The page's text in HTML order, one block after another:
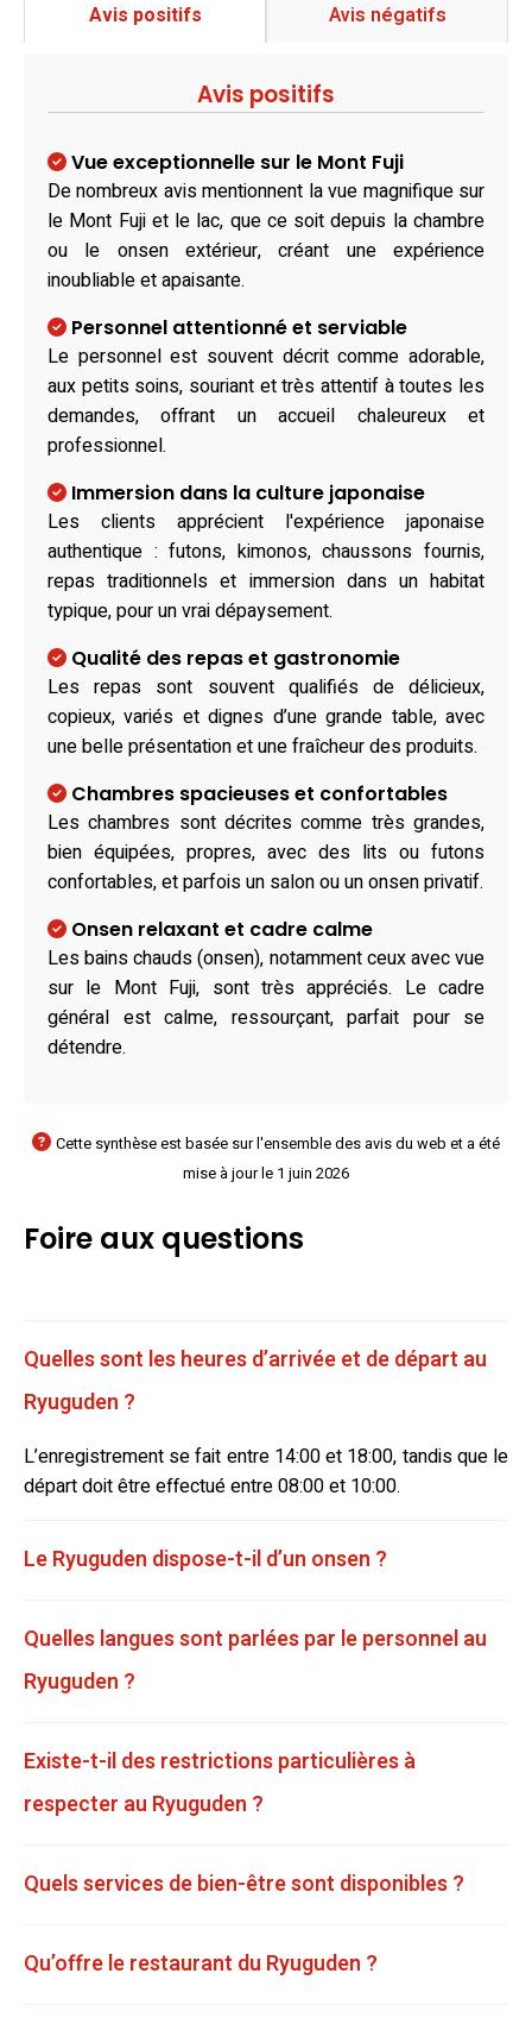
Avis positifs Avis négatifs
Avis positifs
Vue exceptionnelle sur le Mont Fuji
De nombreux avis mentionnent la vue magnifique sur
le Mont Fuji et le lac, que ce soit depuis la chambre
ou le onsen extérieur, créant une expérience
inoubliable et apaisante.
Personnel attentionné et serviable
Le personnel est souvent décrit comme adorable,
aux petits soins, souriant et très attentif à toutes les
demandes, offrant un accueil chaleureux et
professionnel.
Immersion dans la culture japonaise
Les clients apprécient l'expérience japonaise
authentique : futons, kimonos, chaussons fournis,
repas traditionnels et immersion dans un habitat
typique, pour un vrai dépaysement.
Qualité des repas et gastronomie
Les repas sont souvent qualifiés de délicieux,
copieux, variés et dignes d’une grande table, avec
une belle présentation et une fraîcheur des produits.
Chambres spacieuses et confortables
Les chambres sont décrites comme très grandes,
bien équipées, propres, avec des lits ou futons
confortables, et parfois un salon ou un onsen privatif.
Onsen relaxant et cadre calme
Les bains chauds (onsen), notamment ceux avec vue
sur le Mont Fuji, sont très appréciés. Le cadre
général est calme, ressourçant, parfait pour se
détendre.
Cette synthèse est basée sur l'ensemble des avis du web et a été
mise à jour le 1 juin 2026
Foire aux questions
Quelles sont les heures d’arrivée et de départ au
Ryuguden ?
L’enregistrement se fait entre 14:00 et 18:00, tandis que le
départ doit être effectué entre 08:00 et 10:00.
Le Ryuguden dispose-t-il d’un onsen ?
Quelles langues sont parlées par le personnel au
Ryuguden ?
Existe-t-il des restrictions particulières à
respecter au Ryuguden ?
Quels services de bien-être sont disponibles ?
Qu’offre le restaurant du Ryuguden ?